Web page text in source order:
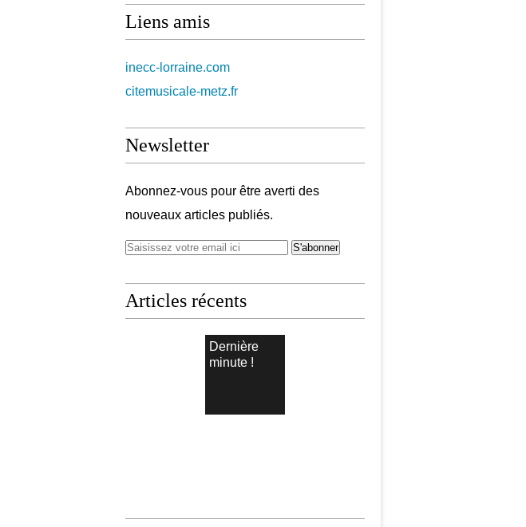
Liens amis
inecc-lorraine.com
citemusicale-metz.fr
Newsletter
Abonnez-vous pour être averti des
nouveaux articles publiés.
Articles récents
Dernière
minute !